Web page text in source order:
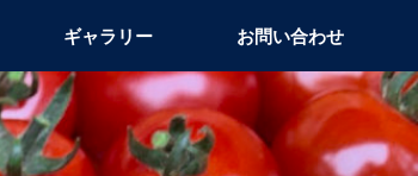
ギャラリー お問い合わせ